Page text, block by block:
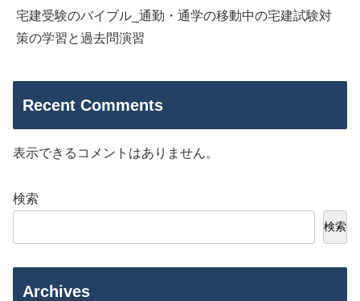
宅建受験のバイブル_通勤・通学の移動中の宅建試験対
策の学習と過去問演習
Recent Comments
表示できるコメントはありません。
検索
検索
Archives